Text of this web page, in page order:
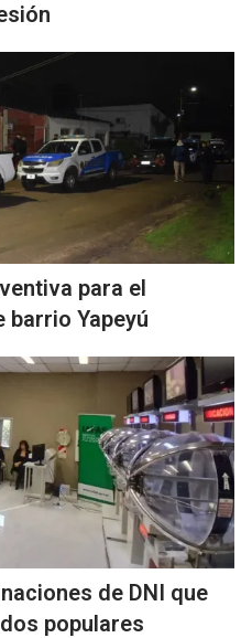
para el
barrio Yapeyú
de DNI que
populares